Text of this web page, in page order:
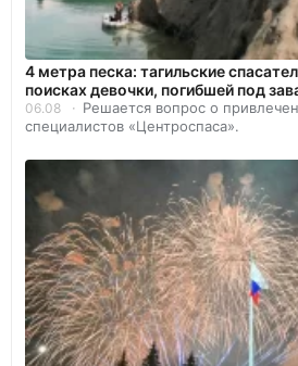
4 метра песка: тагильские
поисках девочки, погибшей под
06.08
Решается вопрос о
специалистов «Центроспаса».